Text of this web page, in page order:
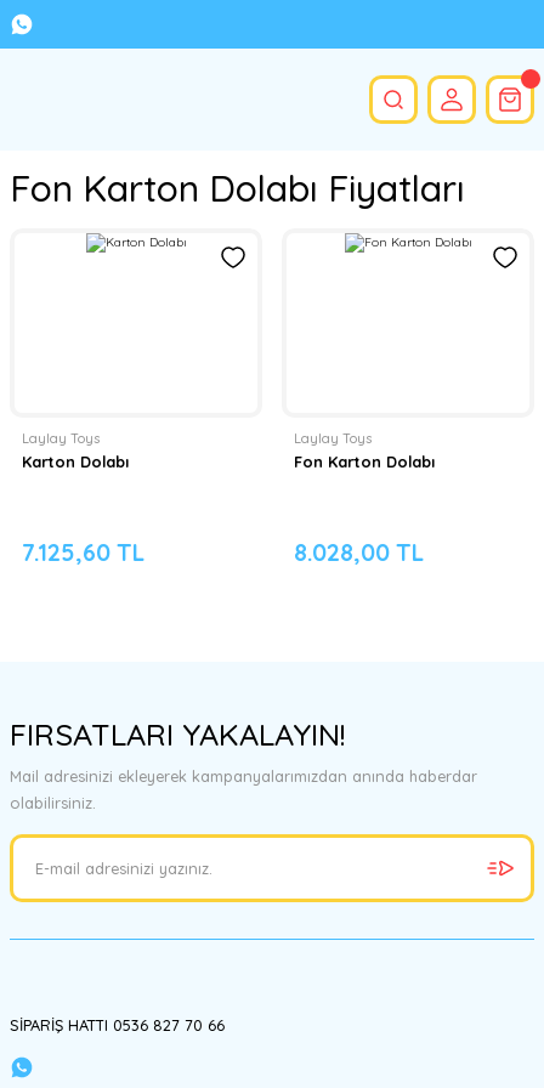
Fon Karton Dolabı Fiyatları
Laylay Toys
Karton Dolabı
7.125,60 TL
Laylay Toys
Fon Karton Dolabı
8.028,00 TL
FIRSATLARI YAKALAYIN!
Mail adresinizi ekleyerek kampanyalarımızdan anında haberdar
olabilirsiniz.
SİPARİŞ HATTI 0536 827 70 66